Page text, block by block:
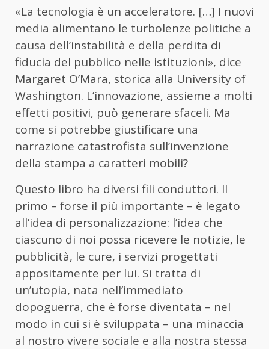
«La tecnologia è un acceleratore. […] I nuovi
media alimentano le turbolenze politiche a
causa dell’instabilità e della perdita di
fiducia del pubblico nelle istituzioni», dice
Margaret O’Mara, storica alla University of
Washington. L’innovazione, assieme a molti
effetti positivi, può generare sfaceli. Ma
come si potrebbe giustificare una
narrazione catastrofista sull’invenzione
della stampa a caratteri mobili?
Questo libro ha diversi fili conduttori. Il
primo – forse il più importante – è legato
all’idea di personalizzazione: l’idea che
ciascuno di noi possa ricevere le notizie, le
pubblicità, le cure, i servizi progettati
appositamente per lui. Si tratta di
un’utopia, nata nell’immediato
dopoguerra, che è forse diventata – nel
modo in cui si è sviluppata – una minaccia
al nostro vivere sociale e alla nostra stessa